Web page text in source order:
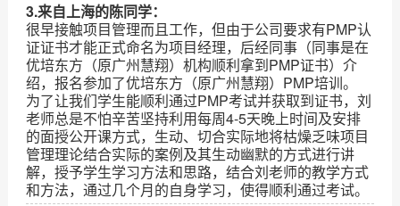
3.来自上海的陈同学：
很早接触项目管理而且工作，但由于公司要求有PMP认
证证书才能正式命名为项目经理，后经同事（同事是在
优培东方（原广州慧翔）机构顺利拿到PMP证书）介
绍，报名参加了优培东方（原广州慧翔）PMP培训。
为了让我们学生能顺利通过PMP考试并获取到证书，刘
老师总是不怕辛苦坚持利用每周4-5天晚上时间及安排
的面授公开课方式，生动、切合实际地将枯燥乏味项目
管理理论结合实际的案例及其生动幽默的方式进行讲
解，授予学生学习方法和思路，结合刘老师的教学方式
和方法，通过几个月的自身学习，使得顺利通过考试。